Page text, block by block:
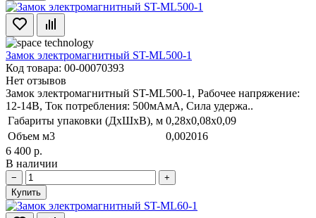
Замок электромагнитный ST-ML500-1
Код товара: 00-00070393
Нет отзывов
Замок электромагнитный ST-ML500-1, Рабочее напряжение:
12-14В, Ток потребления: 500мАмА, Сила удержа..
Габариты упаковки (ДхШхВ), м 0,28x0,08x0,09
Объем м3
0,002016
6 400 р.
В наличии
−
+
Купить